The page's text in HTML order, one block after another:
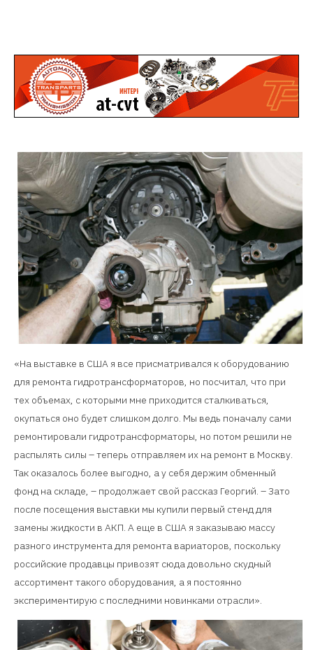
«На выставке в США я все присматривался к оборудованию
для ремонта гидротрансформаторов, но посчитал, что при
тех объемах, с которыми мне приходится сталкиваться,
окупаться оно будет слишком долго. Мы ведь поначалу сами
ремонтировали гидротрансформаторы, но потом решили не
распылять силы – теперь отправляем их на ремонт в Москву.
Так оказалось более выгодно, а у себя держим обменный
фонд на складе, – продолжает свой рассказ Георгий. – Зато
после посещения выставки мы купили первый стенд для
замены жидкости в АКП. А еще в США я заказываю массу
разного инструмента для ремонта вариаторов, поскольку
российские продавцы привозят сюда довольно скудный
ассортимент такого оборудования, а я постоянно
экспериментирую с последними новинками отрасли».